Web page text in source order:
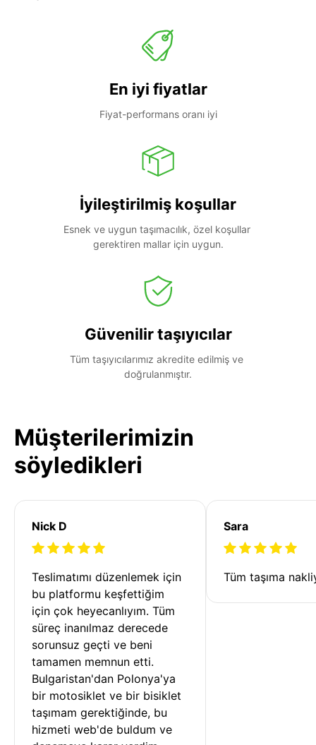
En iyi fiyatlar
Fiyat-performans oranı iyi
İyileştirilmiş koşullar
Esnek ve uygun taşımacılık, özel koşullar
gerektiren mallar için uygun.
Güvenilir taşıyıcılar
Tüm taşıyıcılarımız akredite edilmiş ve
doğrulanmıştır.
Müşterilerimizin
söyledikleri
Nick D
Teslimatımı düzenlemek için
bu platformu keşfettiğim
için çok heyecanlıyım. Tüm
süreç inanılmaz derecede
sorunsuz geçti ve beni
tamamen memnun etti.
Bulgaristan'dan Polonya'ya
bir motosiklet ve bir bisiklet
taşımam gerektiğinde, bu
hizmeti web'de buldum ve
Sara
Tüm taşıma